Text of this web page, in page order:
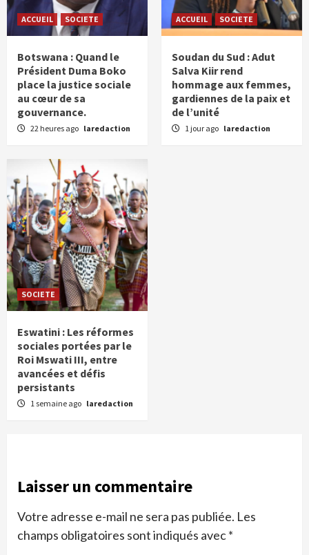
ACCUEIL SOCIETE
Botswana : Quand le
Président Duma Boko
place la justice sociale
au cœur de sa
gouvernance.
22 heures ago laredaction
ACCUEIL SOCIETE
Soudan du Sud : Adut
Salva Kiir rend
hommage aux femmes,
gardiennes de la paix et
de l’unité
1 jour ago laredaction
SOCIETE
Eswatini : Les réformes
sociales portées par le
Roi Mswati III, entre
avancées et défis
persistants
1 semaine ago laredaction
Laisser un commentaire
Votre adresse e-mail ne sera pas publiée. Les
champs obligatoires sont indiqués avec*